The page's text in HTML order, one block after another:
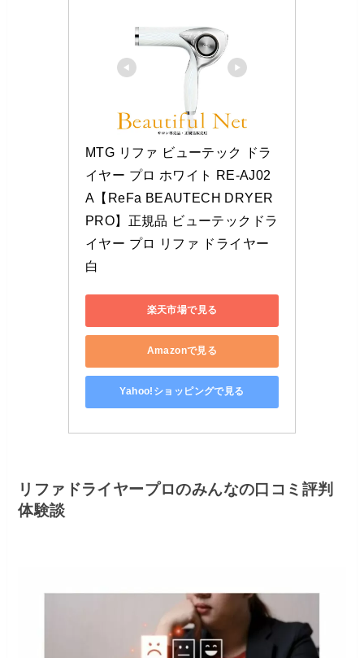
MTG リファ ビューテック ドラ
イヤー プロ ホワイト RE-AJ02
A【ReFa BEAUTECH DRYER
PRO】正規品 ビューテックドラ
イヤー プロ リファ ドライヤー
白
楽天市場で見る
Amazonで見る
Yahoo!ショッピングで見る
リファドライヤープロのみんなの口コミ評判
体験談